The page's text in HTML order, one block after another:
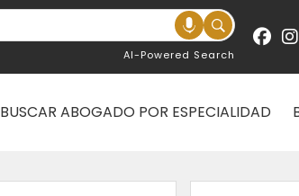
AI-Powered Search
BUSCAR ABOGADO POR ESPECIALIDAD